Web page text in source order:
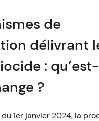
de
délivrant
:
?
1er janvier 2024, la